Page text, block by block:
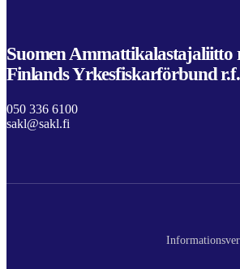
Suomen Ammattikalastajaliitto
Finlands Yrkesfiskarförbund r.f.
050 336 6100
sakl@sakl.fi